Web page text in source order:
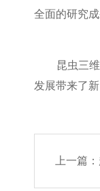
全面的研究
昆虫三维轨
发展带来了
上一篇：